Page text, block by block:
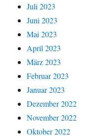
Juli 2023
Juni 2023
Mai 2023
April 2023
März 2023
Februar 2023
Januar 2023
Dezember 2022
November 2022
Oktober 2022